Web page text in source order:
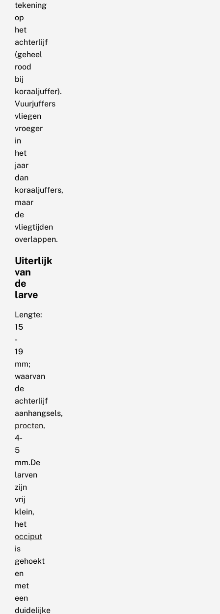
tekening
op
het
achterlijf
(geheel
rood
bij
koraaljuffer).
Vuurjuffers
vliegen
vroeger
in
het
jaar
dan
koraaljuffers,
maar
de
vliegtijden
overlappen.
Uiterlijk
van
de
larve
Lengte:
15
-
19
mm;
waarvan
de
achterlijf
aanhangsels,
procten,
4-
5
mm.De
larven
zijn
vrij
klein,
het
occiput
is
gehoekt
en
met
een
duidelijke